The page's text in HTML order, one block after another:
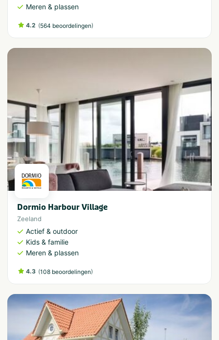
Meren & plassen
4.2 (564 beoordelingen)
Dormio Harbour Village
Zeeland
Actief & outdoor
Kids & familie
Meren & plassen
4.3 (108 beoordelingen)